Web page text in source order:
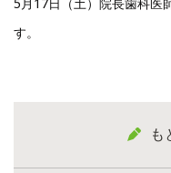
す。
も